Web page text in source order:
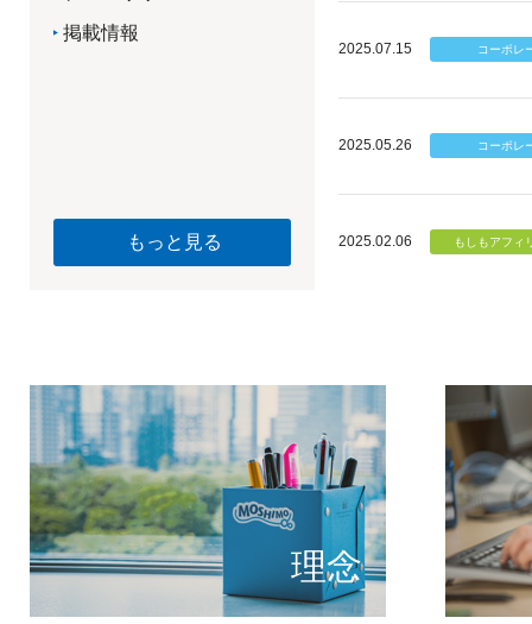
掲載情報
もっと見る
2025.07.15
2025.05.26
2025.02.06
理念
個のチ
もしもが描く未